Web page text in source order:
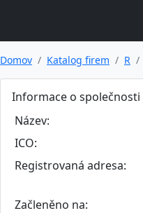
Domov Katalog firem R
Informace o společnosti
Název:
ICO:
Registrovaná adresa:
Začleněno na: